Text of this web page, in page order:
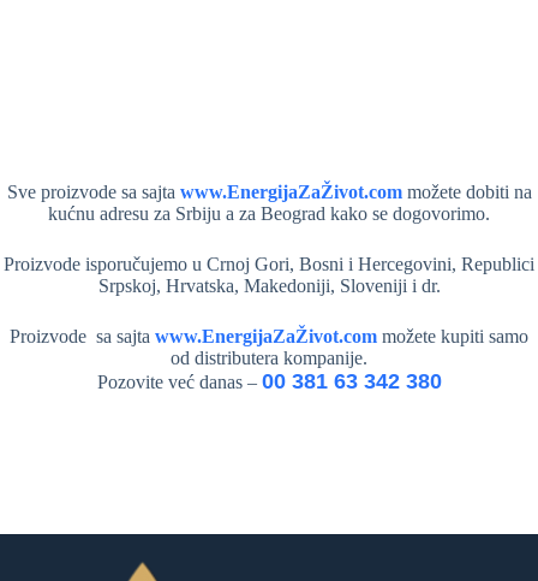
Sve proizvode sa sajta www.EnergijaZaŽivot.commožete dobiti na
kućnu adresu za Srbiju a za Beograd kako se dogovorimo.
Proizvode isporučujemo u Crnoj Gori, Bosni i Hercegovini, Republici
Srpskoj, Hrvatska, Makedoniji, Sloveniji i dr.
Proizvode sa sajta www.EnergijaZaŽivot.com možete kupiti samo
od distributera kompanije.
Pozovite već danas – 00 381 63 342 380